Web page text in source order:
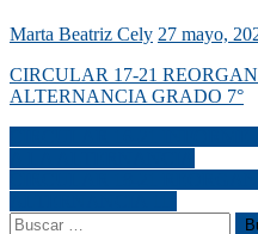
Marta Beatriz Cely 27 mayo,
CIRCULAR 17-21
ALTERNANCIA GRADO 7°